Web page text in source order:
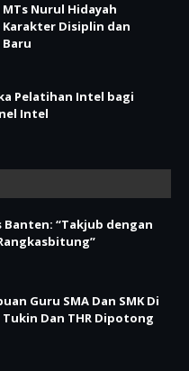
Nurul Hidayah
Disiplin dan
Pelatihan Intel bagi
Intel
“Takjub dengan
Guru SMA Dan SMK Di
Dan THR Dipotong